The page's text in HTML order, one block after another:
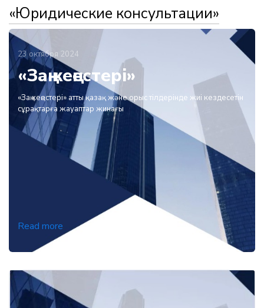
«Юридические консультации»
23 октября 2024
«Заң кеңестері»
«Заң кеңестері» атты қазақ және орыс тілдерінде жиі кездесетін
сұрақтарға жауаптар жинағы
Read more